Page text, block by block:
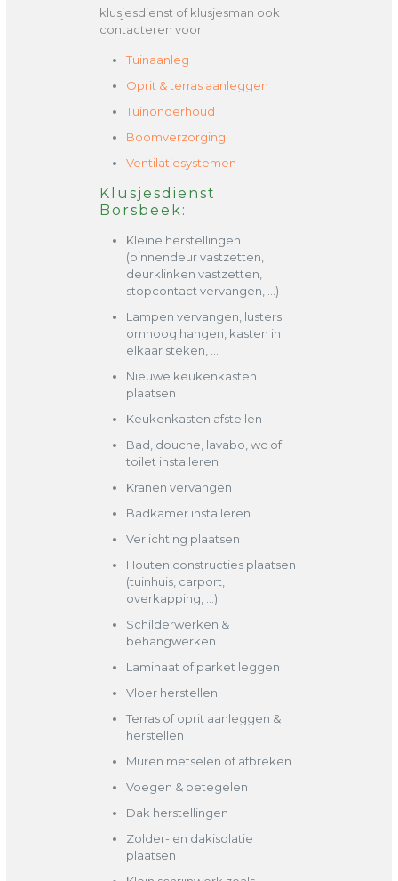
klusjesdienst of klusjesman ook
contacteren voor:
Tuinaanleg
Oprit & terras aanleggen
Tuinonderhoud
Boomverzorging
Ventilatiesystemen
Klusjesdienst
Borsbeek:
Kleine herstellingen
(binnendeur vastzetten,
deurklinken vastzetten,
stopcontact vervangen, …)
Lampen vervangen, lusters
omhoog hangen, kasten in
elkaar steken, …
Nieuwe keukenkasten
plaatsen
Keukenkasten afstellen
Bad, douche, lavabo, wc of
toilet installeren
Kranen vervangen
Badkamer installeren
Verlichting plaatsen
Houten constructies plaatsen
(tuinhuis, carport,
overkapping, …)
Schilderwerken &
behangwerken
Laminaat of parket leggen
Vloer herstellen
Terras of oprit aanleggen &
herstellen
Muren metselen of afbreken
Voegen & betegelen
Dak herstellingen
Zolder- en dakisolatie
plaatsen